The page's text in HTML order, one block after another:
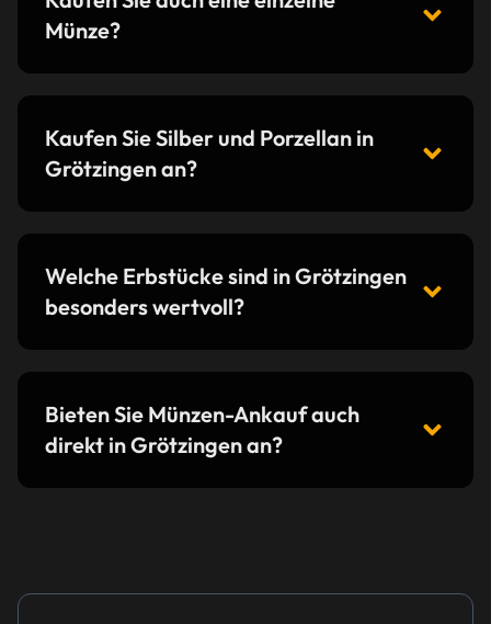
Münze?
Kaufen Sie Silber und Porzellan in
Grötzingen an?
Welche Erbstücke sind in Grötzingen
besonders wertvoll?
Bieten Sie Münzen-Ankauf auch
direkt in Grötzingen an?